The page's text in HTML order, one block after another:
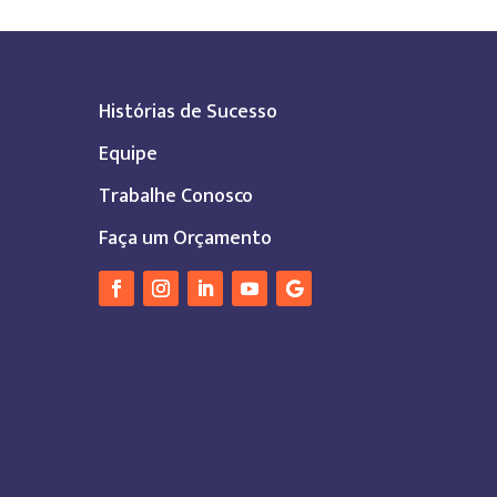
Histórias de Sucesso
Equipe
Trabalhe Conosco
Faça um Orçamento